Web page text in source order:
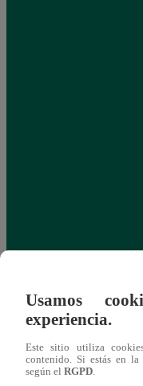
Usamos
experiencia.
Este sitio utiliza
contenido. Si estás en la
según el RGPD